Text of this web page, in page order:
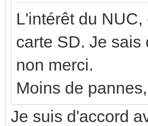
L'intérêt du
carte SD. Je sais
non merci.
Moins de
Je suis d'accord